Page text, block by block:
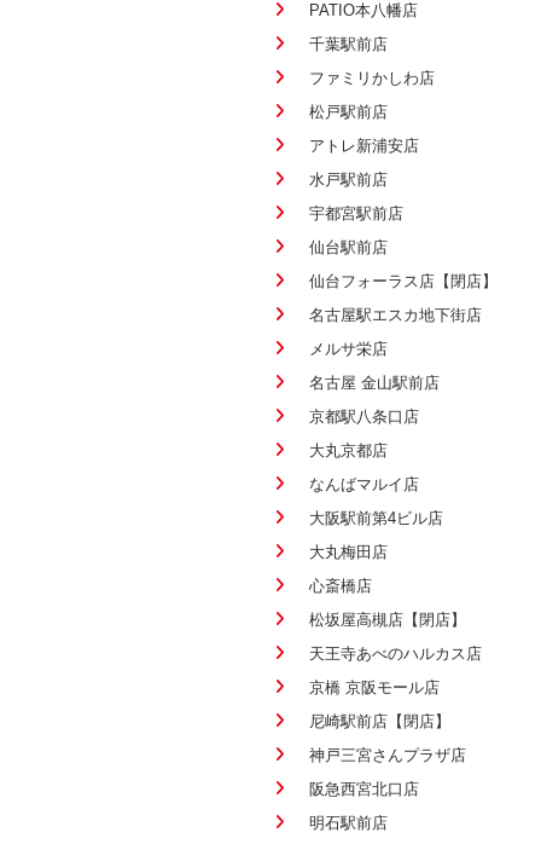
PATIO本八幡店
千葉駅前店
ファミリかしわ店
松戸駅前店
アトレ新浦安店
水戸駅前店
宇都宮駅前店
仙台駅前店
仙台フォーラス店【閉店】
名古屋駅エスカ地下街店
メルサ栄店
名古屋 金山駅前店
京都駅八条口店
大丸京都店
なんばマルイ店
大阪駅前第4ビル店
大丸梅田店
心斎橋店
松坂屋高槻店【閉店】
天王寺あべのハルカス店
京橋 京阪モール店
尼崎駅前店【閉店】
神戸三宮さんプラザ店
阪急西宮北口店
明石駅前店